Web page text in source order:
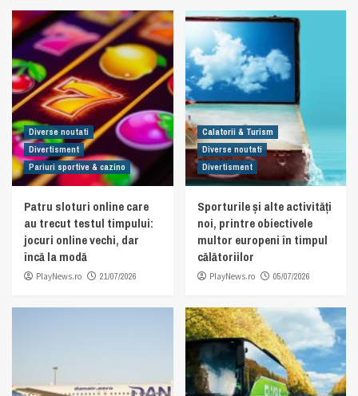
Diverse noutati
Divertisment
Pariuri sportive & cazino
Patru sloturi online care
au trecut testul timpului:
jocuri online vechi, dar
încă la modă
PlayNews.ro 21/07/2026
Calatorii & Turism
Diverse noutati
Divertisment
Sporturile și alte activități
noi, printre obiectivele
multor europeni în timpul
călătoriilor
PlayNews.ro 05/07/2026